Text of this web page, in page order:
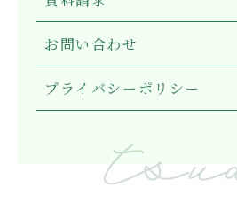
お問い合わせ
プライバシーポリシー